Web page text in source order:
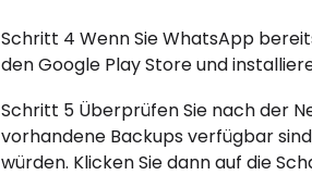
Schritt 4 Wenn Sie WhatsApp
den Google Play Store und
Schritt 5 Überprüfen Sie nach der
vorhandene Backups verfügbar
würden. Klicken Sie dann auf die